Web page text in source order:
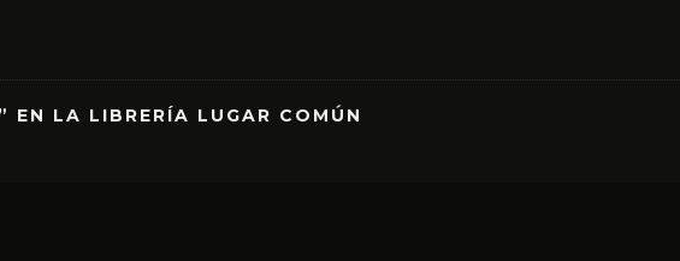
EN LA LIBRERÍA LUGAR COMÚN